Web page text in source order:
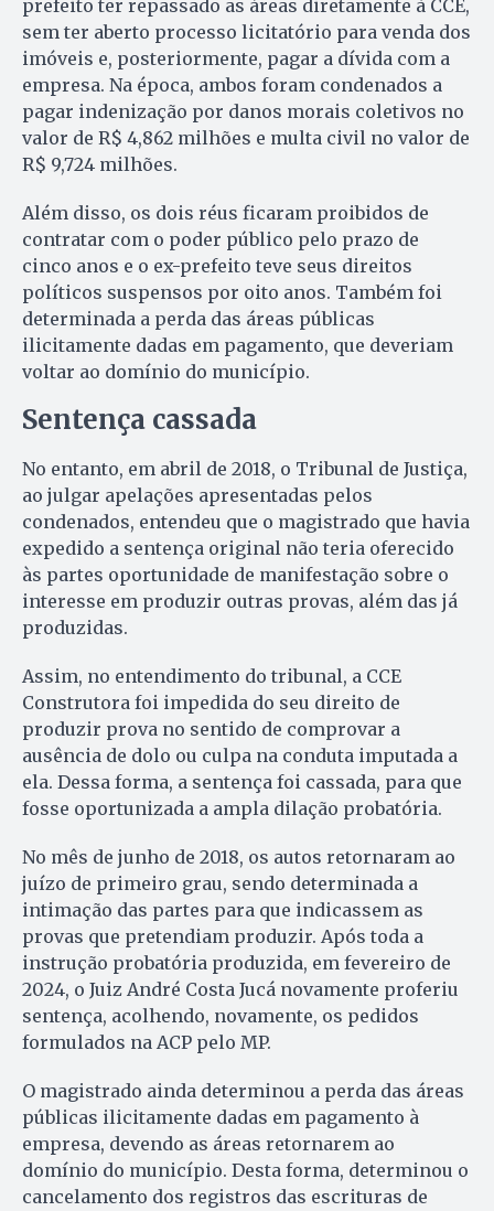
prefeito ter repassado as áreas diretamente à CCE,
sem ter aberto processo licitatório para venda dos
imóveis e, posteriormente, pagar a dívida com a
empresa. Na época, ambos foram condenados a
pagar indenização por danos morais coletivos no
valor de R$ 4,862 milhões e multa civil no valor de
R$ 9,724 milhões.
Além disso, os dois réus ficaram proibidos de
contratar com o poder público pelo prazo de
cinco anos e o ex-prefeito teve seus direitos
políticos suspensos por oito anos. Também foi
determinada a perda das áreas públicas
ilicitamente dadas em pagamento, que deveriam
voltar ao domínio do município.
Sentença cassada
No entanto, em abril de 2018, o Tribunal de Justiça,
ao julgar apelações apresentadas pelos
condenados, entendeu que o magistrado que havia
expedido a sentença original não teria oferecido
às partes oportunidade de manifestação sobre o
interesse em produzir outras provas, além das já
produzidas.
Assim, no entendimento do tribunal, a CCE
Construtora foi impedida do seu direito de
produzir prova no sentido de comprovar a
ausência de dolo ou culpa na conduta imputada a
ela. Dessa forma, a sentença foi cassada, para que
fosse oportunizada a ampla dilação probatória.
No mês de junho de 2018, os autos retornaram ao
juízo de primeiro grau, sendo determinada a
intimação das partes para que indicassem as
provas que pretendiam produzir. Após toda a
instrução probatória produzida, em fevereiro de
2024, o Juiz André Costa Jucá novamente proferiu
sentença, acolhendo, novamente, os pedidos
formulados na ACP pelo MP.
O magistrado ainda determinou a perda das áreas
públicas ilicitamente dadas em pagamento à
empresa, devendo as áreas retornarem ao
domínio do município. Desta forma, determinou o
cancelamento dos registros das escrituras de